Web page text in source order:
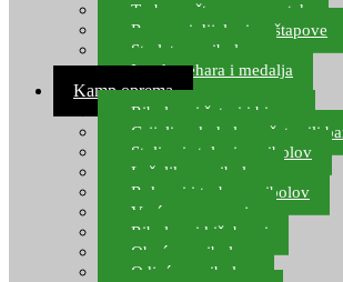
Torbe za štapove – match
Rezervni dijelovi za štapove
Starlete za ribolov
Izrada pehara i medalja
Kamp oprema
Ribolovni šatori i bivvy
Grijalice, kuhala za šator ili
Stolice i stolovi za ribolov
Ležaljke za ribolov
Ruksaci i torbe za ribolov
Vreće za spavanje
Ribolovni kišobrani
Obuća za ribolov
Odjeća za ribolov